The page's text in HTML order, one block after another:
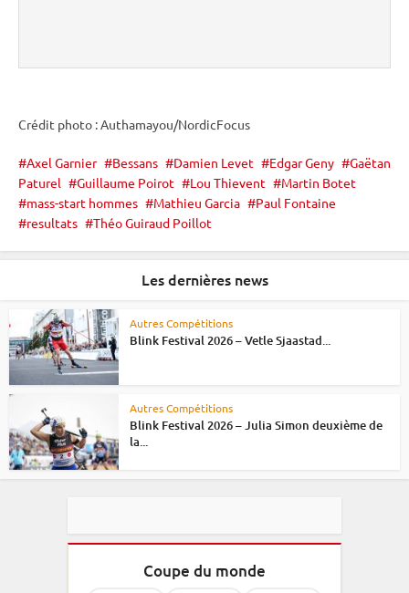
Crédit photo : Authamayou/NordicFocus
Axel Garnier Bessans Damien Levet Edgar Geny
Gaëtan
Paturel
Guillaume Poirot Lou Thievent
Martin Botet
mass-start hommes
Mathieu Garcia
Paul Fontaine
resultats
Théo Guiraud Poillot
Les dernières news
Autres Compétitions
Blink Festival 2026 – Vetle Sjaastad...
Autres Compétitions
Blink Festival 2026 – Julia Simon deuxième de
la...
Coupe du monde